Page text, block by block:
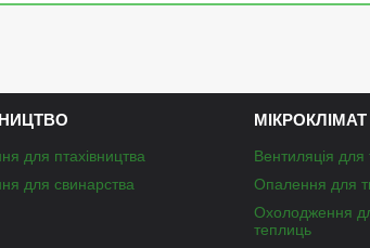
для птахівництва
для свинарства
МІКРОКЛІМАТ
Вентиляція для
Опалення для
Охолодження
теплиць